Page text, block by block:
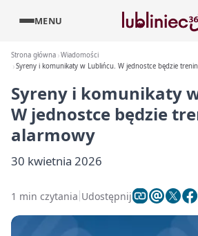
MENU
Strona główna Wiadomości
Syreny i komunikaty w Lublińcu. W jednostce będzie
Syreny i komunikaty
W jednostce będzie
alarmowy
30 kwietnia 2026
1 min czytania Udostępnij